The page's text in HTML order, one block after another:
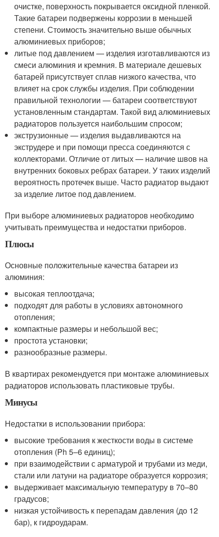
очистке, поверхность покрывается оксидной пленкой.
Такие батареи подвержены коррозии в меньшей
степени. Стоимость значительно выше обычных
алюминиевых приборов;
литые под давлением — изделия изготавливаются из
смеси алюминия и кремния. В материале дешевых
батарей присутствует сплав низкого качества, что
влияет на срок службы изделия. При соблюдении
правильной технологии — батареи соответствуют
установленным стандартам. Такой вид алюминиевых
радиаторов пользуется наибольшим спросом;
экструзионные — изделия выдавливаются на
экструдере и при помощи пресса соединяются с
коллекторами. Отличие от литых — наличие швов на
внутренних боковых ребрах батареи. У таких изделий
вероятность протечек выше. Часто радиатор выдают
за изделие литое под давлением.
При выборе алюминиевых радиаторов необходимо
учитывать преимущества и недостатки приборов.
Плюсы
Основные положительные качества батареи из
алюминия:
высокая теплоотдача;
подходят для работы в условиях автономного
отопления;
компактные размеры и небольшой вес;
простота установки;
разнообразные размеры.
В квартирах рекомендуется при монтаже алюминиевых
радиаторов использовать пластиковые трубы.
Минусы
Недостатки в использовании прибора:
высокие требования к жесткости воды в системе
отопления (Ph 5–6 единиц);
при взаимодействии с арматурой и трубами из меди,
стали или латуни на радиаторе образуется коррозия;
выдерживает максимальную температуру в 70–80
градусов;
низкая устойчивость к перепадам давления (до 12
бар), к гидроударам.